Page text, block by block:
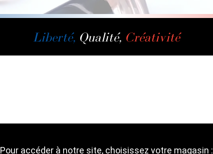
Liberté, Qualité, Créativité
Pour accéder à notre site, choisissez votre magasin :